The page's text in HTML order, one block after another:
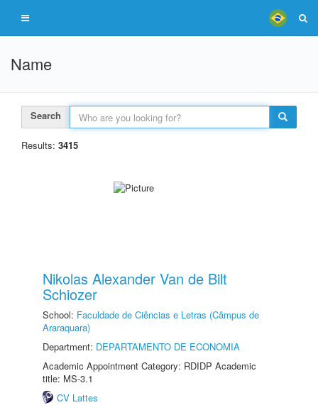
Name
Search
Results: 3415
Nikolas Alexander Van de Bilt
Schiozer
School: Faculdade de Ciências e Letras (Câmpus de
Araraquara)
Department: DEPARTAMENTO DE ECONOMIA
Academic Appointment Category: RDIDP Academic
title: MS-3.1
CV Lattes